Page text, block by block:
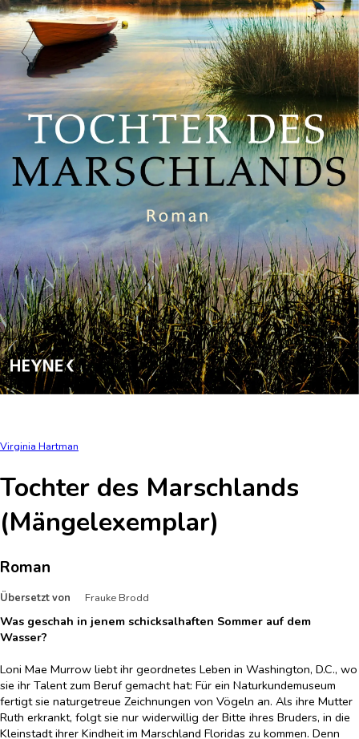
Virginia Hartman
Tochter des Marschlands
(Mängelexemplar)
Roman
Übersetzt von Frauke Brodd
Was geschah in jenem schicksalhaften Sommer auf dem
Wasser?
Loni Mae Murrow liebt ihr geordnetes Leben in Washington, D.C., wo
sie ihr Talent zum Beruf gemacht hat: Für ein Naturkundemuseum
fertigt sie naturgetreue Zeichnungen von Vögeln an. Als ihre Mutter
Ruth erkrankt, folgt sie nur widerwillig der Bitte ihres Bruders, in die
Kleinstadt ihrer Kindheit im Marschland Floridas zu kommen. Denn